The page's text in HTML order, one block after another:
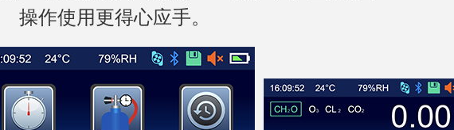
操作使用更得心应手。